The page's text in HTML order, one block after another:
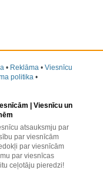
• Reklāma • Viesnīcu
politika •
| Viesnīcu un
atsauksmju par
par viesnīcām
par viesnīcām
par viesnīcas
ceļotāju pieredzi!